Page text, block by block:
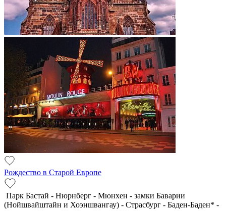
Рождество в Старой Европе
Парк Бастай - Нюрнберг - Мюнхен - замки Баварии
(Нойшвайштайн и Хоэншвангау) - Страсбург - Баден-Баден* -